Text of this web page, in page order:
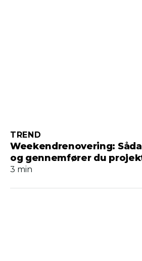
Weekendrenovering:
og gennemfører du
TREND
3 min